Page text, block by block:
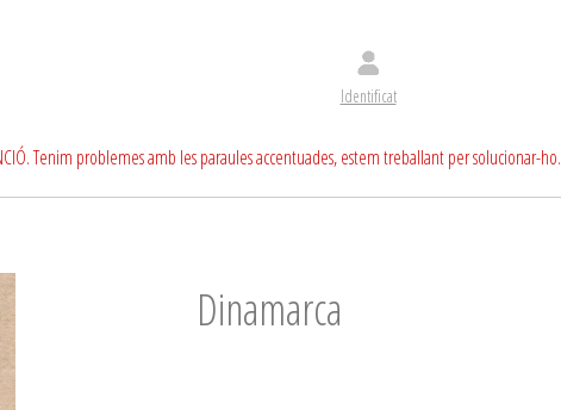
Identificat
Tenim problemes amb les paraules accentuades, estem treballant per solucionar-ho.
Dinamarca